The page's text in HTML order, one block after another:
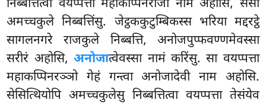
निब्बत्तित्वा वयप्पत्तो महाकप्पिनराजा नाम अहोसि, सेसा
अमच्चकुले निब्बत्तिंसु. जेट्ठककुटुम्बिकस्स भरिया मद्दरट्ठे
सागलनगरे राजकुले निब्बत्ति, अनोजपुप्फवण्णमेवस्सा
सरीरं अहोसि,अनोजात्वेवस्सा नामं करिंसु. सा वयप्पत्ता
महाकप्पिनरञ्ञो गेहं गन्त्वा अनोजादेवी नाम अहोसि.
सेसित्थियोपि अमच्चकुलेसु निब्बत्तित्वा वयप्पत्ता तेसंयेव